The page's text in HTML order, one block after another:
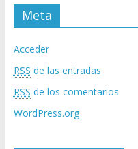
Meta
Acceder
RSS de las entradas
RSS de los comentarios
WordPress.org